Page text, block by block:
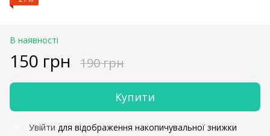
В наявності
150 грн 190 грн
Купити
Увійти для відображення накопичувальної знижки